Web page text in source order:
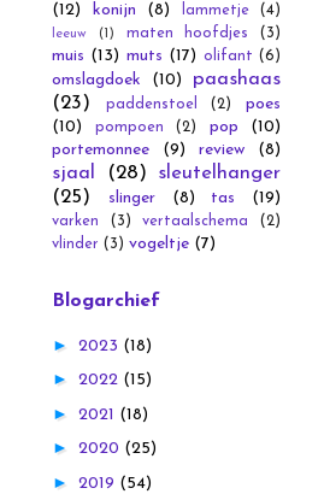
(12)
konijn (8) lammetje (4)
leeuw (1) maten hoofdjes (3)
muis (13) muts (17) olifant (6)
omslagdoek (10)
paashaas
(23)
paddenstoel (2)
poes
(10)
pompoen (2) pop
(10)
portemonnee
(9) review (8)
sjaal (28)
sleutelhanger
(25)
slinger (8) tas (19)
varken (3) vertaalschema
(2)
vlinder (3) vogeltje (7)
Blogarchief
► 2023 (18)
► 2022 (15)
► 2021 (18)
► 2020 (25)
► 2019 (54)